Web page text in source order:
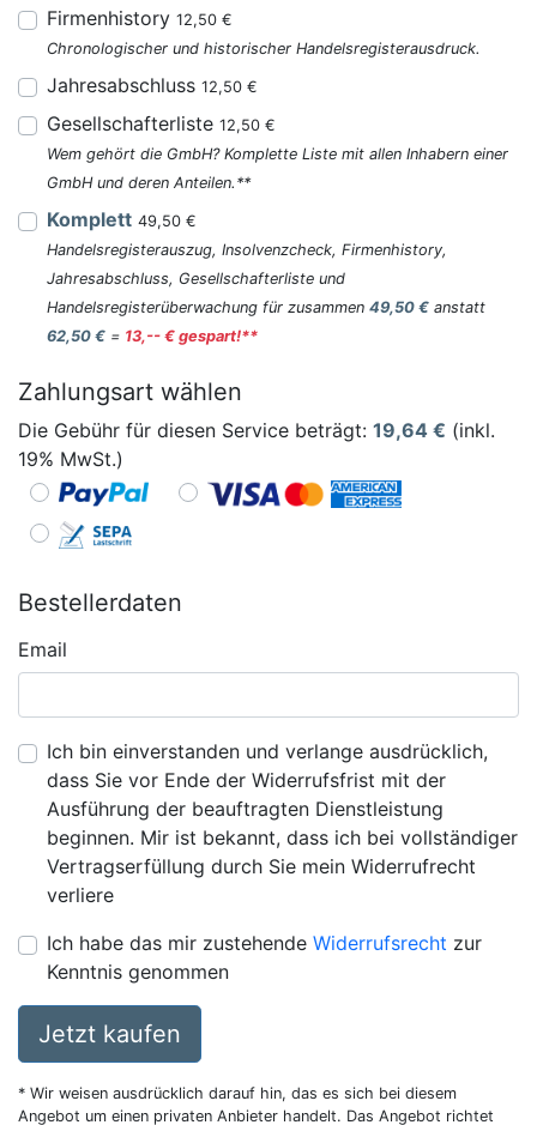
Firmenhistory 12,50 €
Chronologischer und historischer Handelsregisterausdruck.
Jahresabschluss 12,50 €
Gesellschafterliste 12,50 €
Wem gehört die GmbH? Komplette Liste mit allen Inhabern einer
GmbH und deren Anteilen.**
Komplett 49,50 €
Handelsregisterauszug, Insolvenzcheck, Firmenhistory,
Jahresabschluss, Gesellschafterliste und
Handelsregisterüberwachung für zusammen 49,50 € anstatt
62,50 € = 13,-- € gespart!**
Zahlungsart wählen
Die Gebühr für diesen Service beträgt: 19,64 € (inkl.
19% MwSt.)
Bestellerdaten
Email
Ich bin einverstanden und verlange ausdrücklich,
dass Sie vor Ende der Widerrufsfrist mit der
Ausführung der beauftragten Dienstleistung
beginnen. Mir ist bekannt, dass ich bei vollständiger
Vertragserfüllung durch Sie mein Widerrufrecht
verliere
Ich habe das mir zustehende Widerrufsrecht zur
Kenntnis genommen
Jetzt kaufen
* Wir weisen ausdrücklich darauf hin, das es sich bei diesem
Angebot um einen privaten Anbieter handelt. Das Angebot richtet